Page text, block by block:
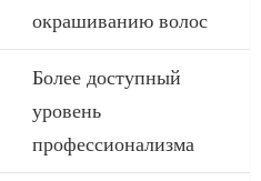
окрашиванию волос
Более доступный
уровень
профессионализма